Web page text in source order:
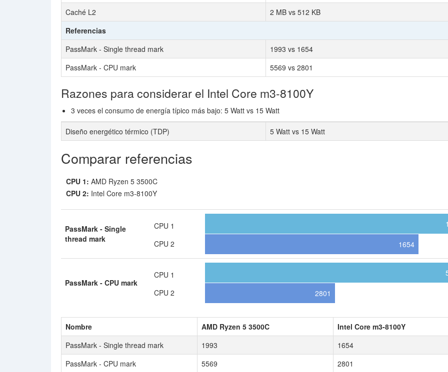
Caché L2
2 MB vs 512 KB
Referencias
PassMark - Single thread mark
1993 vs 1654
PassMark - CPU mark
5569 vs 2801
Razones para considerar el Intel Core m3-8100Y
3 veces el consumo de energía típico más bajo: 5 Watt vs 15 Watt
Diseño energético térmico (TDP) 5 Watt vs 15 Watt
Comparar referencias
CPU 1: AMD Ryzen 5 3500C
CPU 2: Intel Core m3-8100Y
PassMark - Single
thread mark
CPU 1
CPU 2
1654
PassMark - CPU mark
CPU 1
CPU 2
2801
Nombre AMD Ryzen 5 3500C
Intel Core m3-8100Y
PassMark - Single thread mark
1993
1654
PassMark - CPU mark
5569
2801